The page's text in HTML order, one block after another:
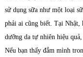
sử dụng sữa như một loại
phải ai cũng biết. Tại Nhật,
dưỡng da tự nhiên hiệu
Nếu bạn thấy đắm mình